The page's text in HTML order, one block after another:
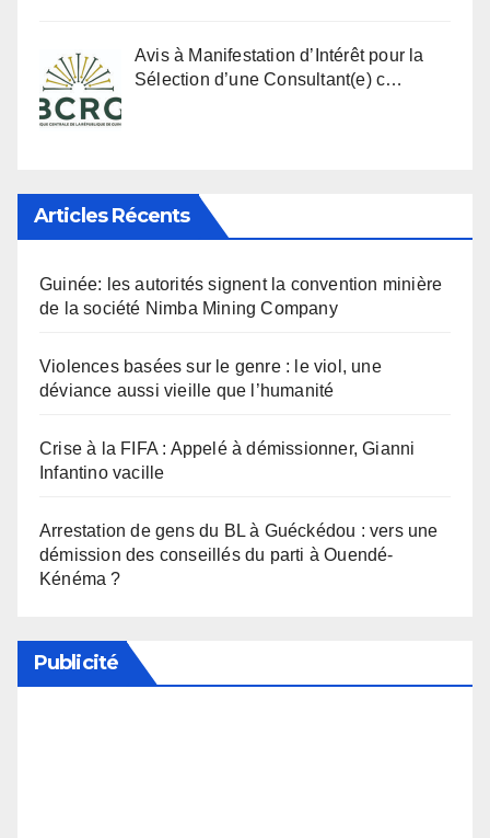
Avis à Manifestation d’Intérêt pour la
Sélection d’une Consultant(e) c…
Articles Récents
Guinée: les autorités signent la convention minière
de la société Nimba Mining Company
Violences basées sur le genre : le viol, une
déviance aussi vieille que l’humanité
Crise à la FIFA : Appelé à démissionner, Gianni
Infantino vacille
Arrestation de gens du BL à Guéckédou : vers une
démission des conseillés du parti à Ouendé-
Kénéma ?
Publicité